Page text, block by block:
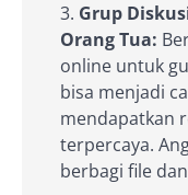
Grup
Orang Tua:
online untuk
bisa menjadi
mendapatkan
terpercaya.
berbagi file